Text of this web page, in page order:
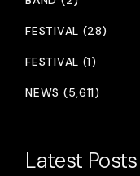
FESTIVAL (28)
FESTIVAL (1)
NEWS (5,611)
Latest Posts